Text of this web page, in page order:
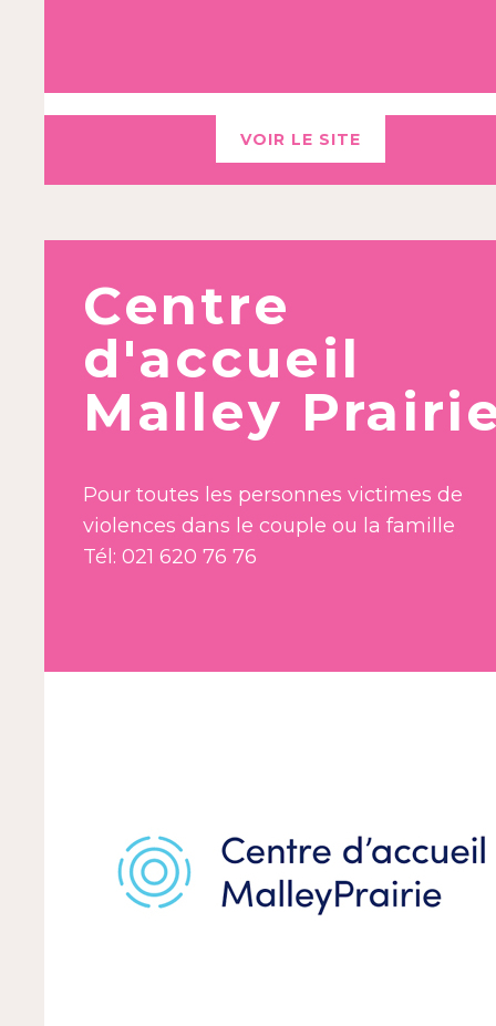
VOIR LE SITE
Centre
d'accueil
Malley
Pour toutes les personnes victimes de
violences dans le couple ou la famille
Tél: 021 620 76 76